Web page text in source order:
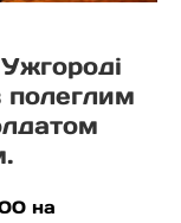
полеглим
на